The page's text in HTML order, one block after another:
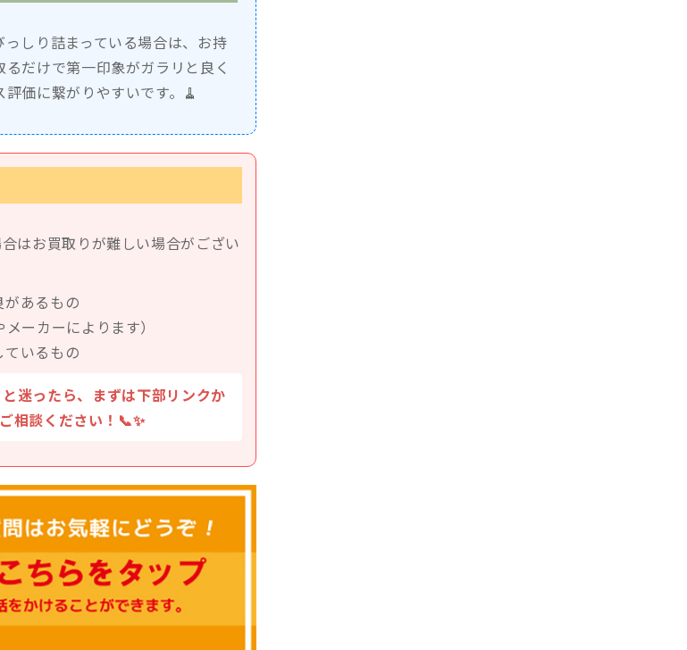
しり詰まっている場合は、お持
だけで第一印象がガラリと良く
価に繋がりやすいです。🧹
はお買取りが難しい場合がござい
あるもの
ーカーによります）
いるもの
迷ったら、まずは下部リンクか
相談ください！📞✨